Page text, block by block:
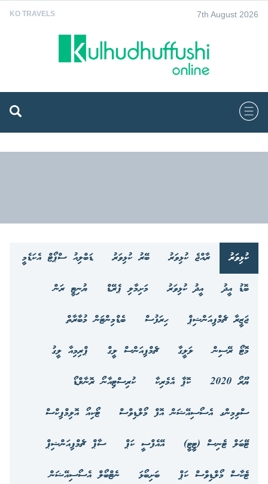
KO TRAVELS 7th August 2026
ކުޅިވަރު ރާއްޖެ ކުޅިވަރު ބޭރު ކުޅިވަރު
ޑަބްލިއު ސްޕޯޓް އެކަޑެމީ
ބޮޑު އީދު
އީދު ކުޅިވަރު މަށިމާލި ޕެރޭޑް
ޔުނިޓީ ރަން
ޖަޒީރާ ޗެމްޕިއަންޝިޕް
ހިރަފުސް
ބެޑްމިންޓަން މުބާރާތް
މޮޓޯ ރޭސިން
ލަލީގާ ޗެމްޕިއަންސް ލީގް
ޕްރިމިއާ ލީގު
ޔޫރޯ 2020
ކޮޕާ އެމެރިކާ
ކުރިސްޓިއާނޯ ރޮނާލްޑޯ
ސްވިމިންގ އެސޯސިއޭޝަން އޮފް މޯލްޑިވްސް
ޓޯކިއޯ އޮލިމްޕިކްސް
ޓޭބަލް ޓެނިސް (ޓީޓީ)
އޭއެފްސީ ކަޕް
ސާޕް ޗެމްޕިއަންޝިޕް
ޓެކާސް މޯލްޑިވްސް ކަޕް
ބަށިބޯޅަ
ނެޓްބޯލް އެސޯސިއޭޝަން